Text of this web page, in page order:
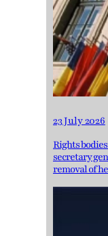
23 July 2026
Rights
secretary
removal of